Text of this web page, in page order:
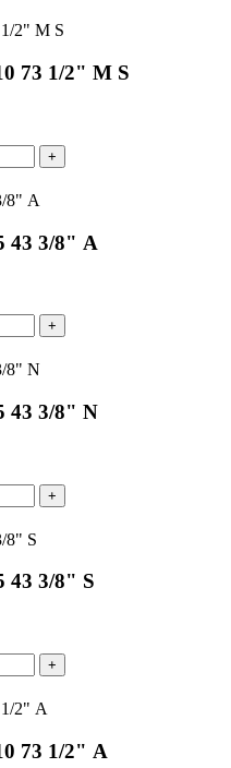
73 1/2" M S
+
43 3/8" A
+
43 3/8" N
+
43 3/8" S
+
73 1/2" A